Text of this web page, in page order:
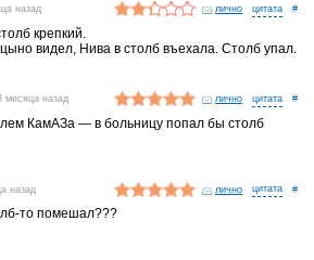
назад лично #
крепкий.
видел, Нива в столб въехала. Столб упал.
месяца назад лично #
КамАЗа — в больницу попал бы столб
назад лично #
то помешал???